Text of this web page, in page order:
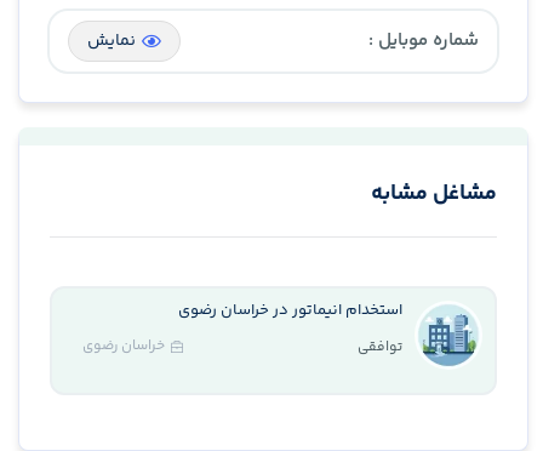
شماره موبایل : نمایش
مشاغل مشابه
استخدام انیماتور در خراسان رضوی
توافقی خراسان رضوی